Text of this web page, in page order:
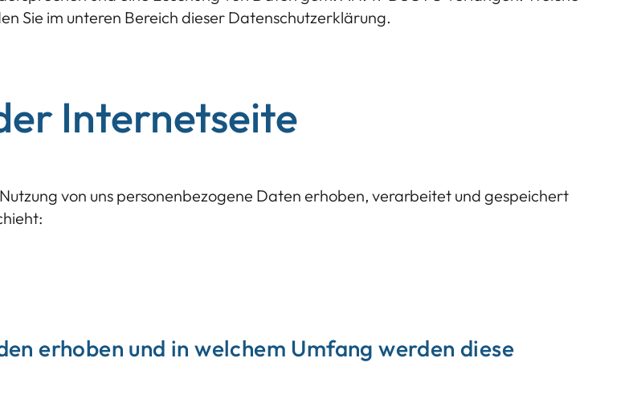
Sie im unteren Bereich dieser Datenschutzerklärung.
Internetseite
von uns personenbezogene Daten erhoben, verarbeitet und gespeichert
erhoben und in welchem Umfang werden diese